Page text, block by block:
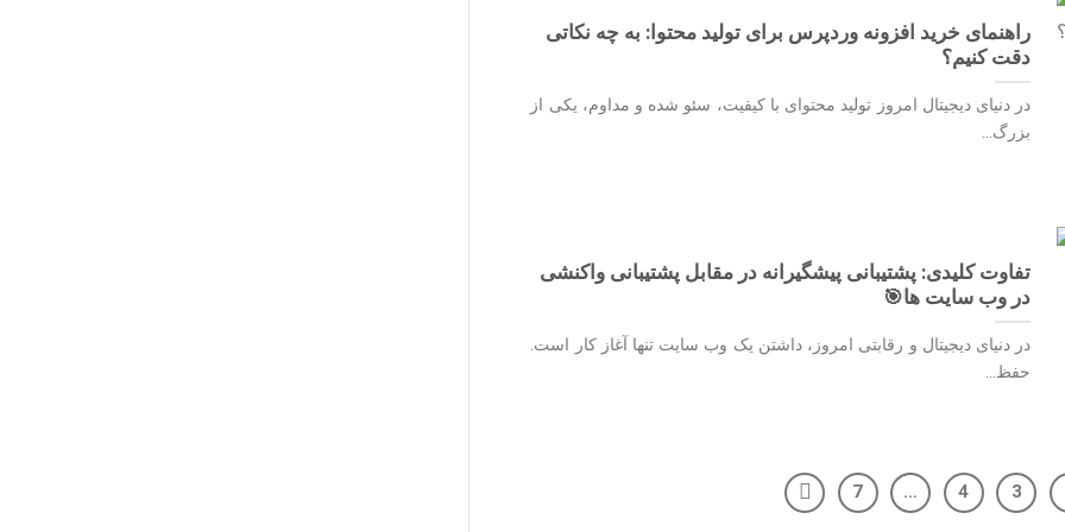
راهنمای خرید افزونه وردپرس برای تولید محتوا: به چه نکاتی
دقت کنیم؟
در دنیای دیجیتال امروز تولید محتوای با کیفیت، سئو شده و مداوم، یکی از
بزرگ...
تفاوت کلیدی: پشتیبانی پیشگیرانه در مقابل پشتیبانی واکنشی
در وب سایت ها🎯
در دنیای دیجیتال و رقابتی امروز، داشتن یک وب سایت تنها آغاز کار است.
حفظ...
3
4
…
7